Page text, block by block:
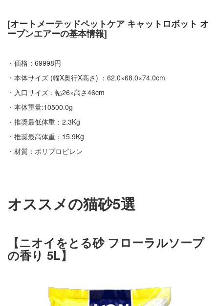
[オートメーテッドペットケア キャットロボット オ
ープンエアーの基本情報]
・価格：69998円
・本体サイズ (幅X奥行X高さ) ：62.0×68.0×74.0cm
・入口サイズ：幅26×高さ46cm
・本体重量:10500.0g
・推奨最低体重：2.3Kg
・推奨最高体重：15.9Kg
・材質：ポリプロピレン
オススメの猫砂5選
【ニオイをとる砂 フローラルソープ
の香り 5L】